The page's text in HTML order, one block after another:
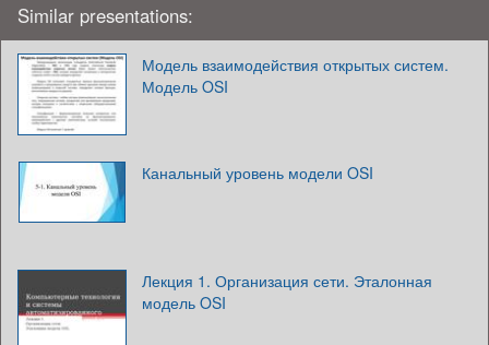
Similar presentations:
Модель взаимодействия открытых систем.
Модель OSI
Канальный уровень модели OSI
Лекция 1. Организация сети. Эталонная
модель OSI